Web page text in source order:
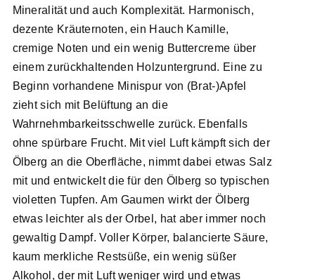
Mineralität und auch Komplexität. Harmonisch,
dezente Kräuternoten, ein Hauch Kamille,
cremige Noten und ein wenig Buttercreme über
einem zurückhaltenden Holzuntergrund. Eine zu
Beginn vorhandene Minispur von (Brat-)Apfel
zieht sich mit Belüftung an die
Wahrnehmbarkeitsschwelle zurück. Ebenfalls
ohne spürbare Frucht. Mit viel Luft kämpft sich der
Ölberg an die Oberfläche, nimmt dabei etwas Salz
mit und entwickelt die für den Ölberg so typischen
violetten Tupfen. Am Gaumen wirkt der Ölberg
etwas leichter als der Orbel, hat aber immer noch
gewaltig Dampf. Voller Körper, balancierte Säure,
kaum merkliche Restsüße, ein wenig süßer
Alkohol, der mit Luft weniger wird und etwas